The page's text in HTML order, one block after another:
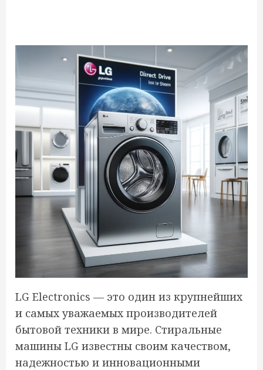
LG Electronics — это один из крупнейших
и самых уважаемых производителей
бытовой техники в мире. Стиральные
машины LG известны своим качеством,
надежностью и инновационными